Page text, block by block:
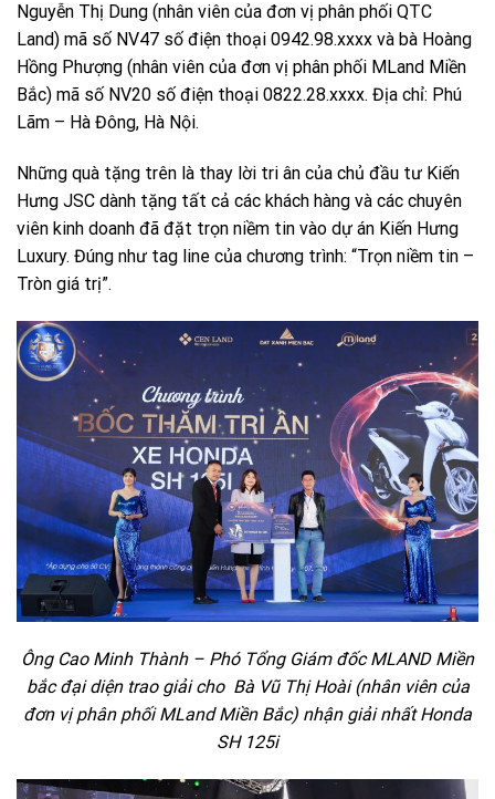
Nguyễn Thị Dung (nhân viên của đơn vị phân phối QTC
Land) mã số NV47 số điện thoại 0942.98.xxxx và bà Hoàng
Hồng Phượng (nhân viên của đơn vị phân phối MLand Miền
Bắc) mã số NV20 số điện thoại 0822.28.xxxx. Địa chỉ: Phú
Lãm – Hà Đông, Hà Nội.
Những quà tặng trên là thay lời tri ân của chủ đầu tư Kiến
Hưng JSC dành tặng tất cả các khách hàng và các chuyên
viên kinh doanh đã đặt trọn niềm tin vào dự án Kiến Hưng
Luxury. Đúng như tag line của chương trình: “Trọn niềm tin –
Tròn giá trị”.
Ông Cao Minh Thành – Phó Tổng Giám đốc MLAND Miền
bắc đại diện trao giải cho Bà Vũ Thị Hoài (nhân viên của
đơn vị phân phối MLand Miền Bắc) nhận giải nhất Honda
SH 125i